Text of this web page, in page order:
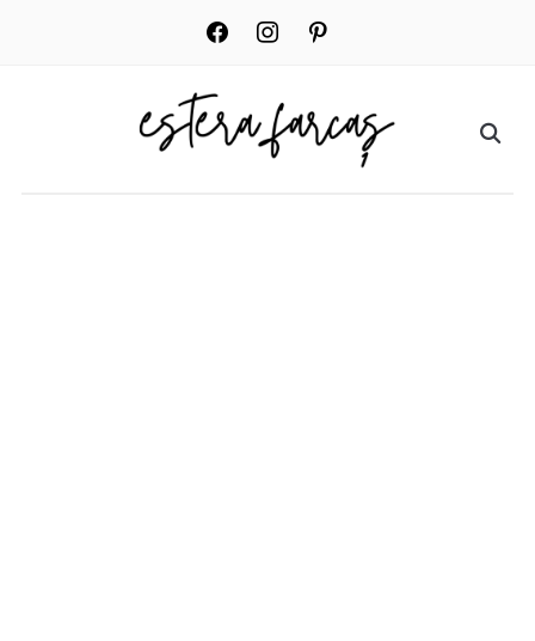
facebook instagrampinterest